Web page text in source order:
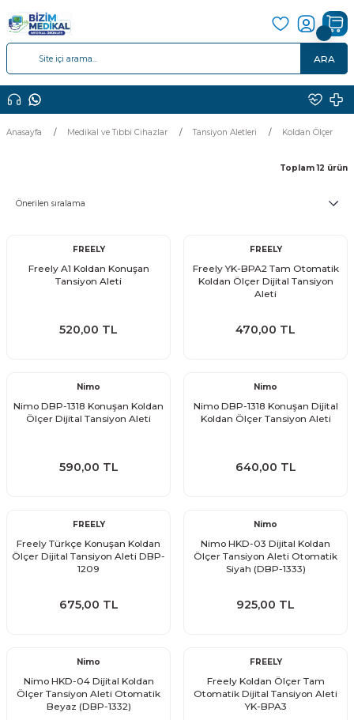
ARA
Anasayfa Medikal ve Tıbbi Cihazlar Tansiyon Aletleri Koldan Ölçer
Toplam 12 ürün
FREELY
Freely A1 Koldan Konuşan
Tansiyon Aleti
520,00 TL
FREELY
Freely YK-BPA2 Tam Otomatik
Koldan Ölçer Dijital Tansiyon
Aleti
470,00 TL
Nimo
Nimo DBP-1318 Konuşan Koldan
Ölçer Dijital Tansiyon Aleti
590,00 TL
Nimo
Nimo DBP-1318 Konuşan Dijital
Koldan Ölçer Tansiyon Aleti
640,00 TL
FREELY
Freely Türkçe Konuşan Koldan
Ölçer Dijital Tansiyon Aleti DBP-
1209
675,00 TL
Nimo
Nimo HKD-03 Dijital Koldan
Ölçer Tansiyon Aleti Otomatik
Siyah (DBP-1333)
925,00 TL
Nimo
Nimo HKD-04 Dijital Koldan
Ölçer Tansiyon Aleti Otomatik
Beyaz (DBP-1332)
FREELY
Freely Koldan Ölçer Tam
Otomatik Dijital Tansiyon Aleti
YK-BPA3